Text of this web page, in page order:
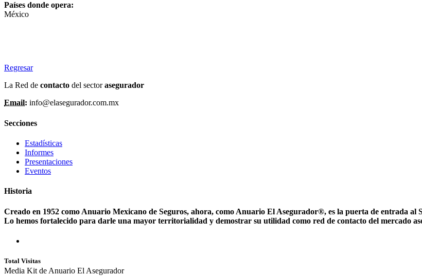
Países donde opera:
México
Regresar
La Red de contacto del sectorasegurador
Email: info@elasegurador.com.mx
Secciones
Estadísticas
Informes
Presentaciones
Eventos
Historia
Creado en 1952 como Anuario Mexicano de Seguros, ahora, como Anuario El Asegurador®, es la puerta de entrada
Lo hemos fortalecido para darle una mayor territorialidad y demostrar su utilidad como red de contacto del mercado
Total Visitas
Media Kit de Anuario El Asegurador